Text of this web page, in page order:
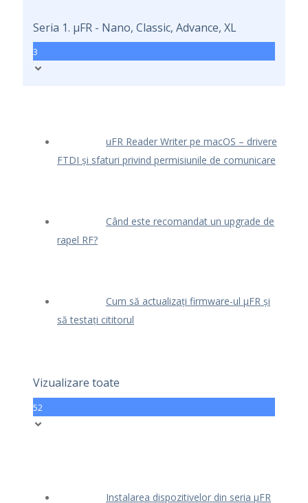
Seria 1. μFR - Nano, Classic, Advance, XL
3
uFR Reader Writer pe macOS – drivere
FTDI și sfaturi privind permisiunile de comunicare
Când este recomandat un upgrade de
rapel RF?
Cum să actualizați firmware-ul μFR și
să testați cititorul
Vizualizare toate
52
Instalarea dispozitivelor din seria μFR